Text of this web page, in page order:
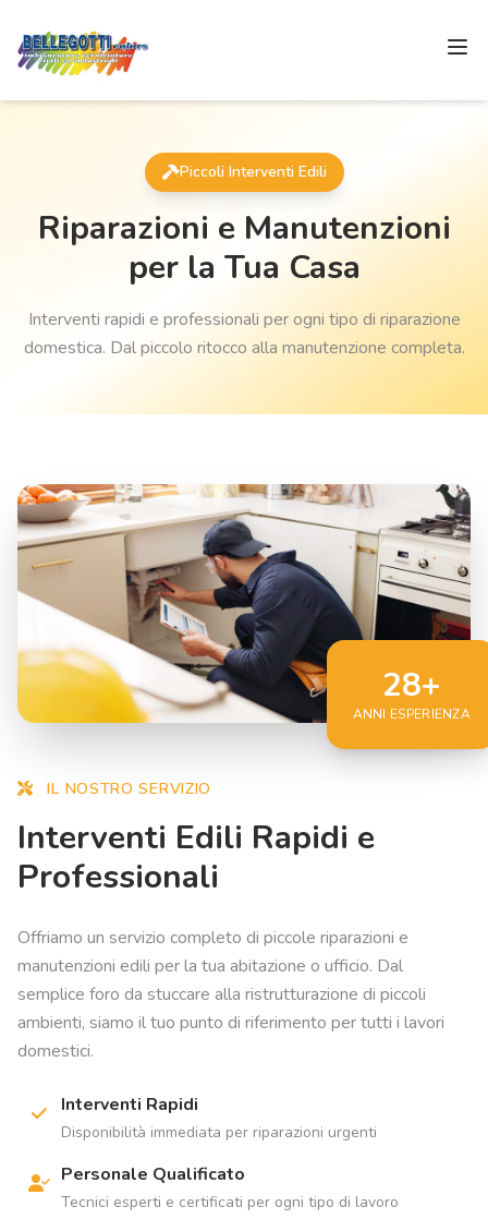
Piccoli Interventi Edili
Riparazioni e Manutenzioni
per la Tua Casa
Interventi rapidi e professionali per ogni tipo di riparazione
domestica. Dal piccolo ritocco alla manutenzione completa.
28+
ANNI ESPERIENZA
IL NOSTRO SERVIZIO
Interventi Edili Rapidi e
Professionali
Offriamo un servizio completo di piccole riparazioni e
manutenzioni edili per la tua abitazione o ufficio. Dal
semplice foro da stuccare alla ristrutturazione di piccoli
ambienti, siamo il tuo punto di riferimento per tutti i lavori
domestici.
Interventi Rapidi
Disponibilità immediata per riparazioni urgenti
Personale Qualificato
Tecnici esperti e certificati per ogni tipo di lavoro